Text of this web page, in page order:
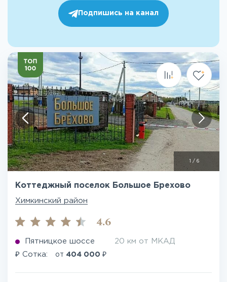
Подпишись на канал
/ 6
Коттеджный поселок Большое Брехово
Химкинский район
4.6
Пятницкое шоссе 20 км от МКАД
₽ Сотка: от 404 000 ₽